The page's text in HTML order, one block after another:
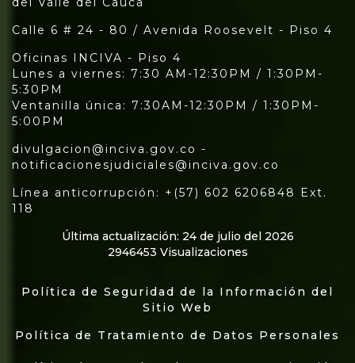
Calle 6 # 24 - 80 / Avenida Roosevelt - Piso 4
Oficinas INCIVA - Piso 4
Lunes a viernes: 7:30 AM-12:30PM / 1:30PM-
5:30PM
Ventanilla única: 7:30AM-12:30PM / 1:30PM-
5:00PM
divulgacion@inciva.gov.co -
notificacionesjudiciales@inciva.gov.co
Línea anticorrupción: +(57) 602 6206848 Ext.
118
Última actualización: 24 de julio del 2026
2946453 Visualizaciones
Política de Seguridad de la Información del
Sitio Web
Política de Tratamiento de Datos Personales